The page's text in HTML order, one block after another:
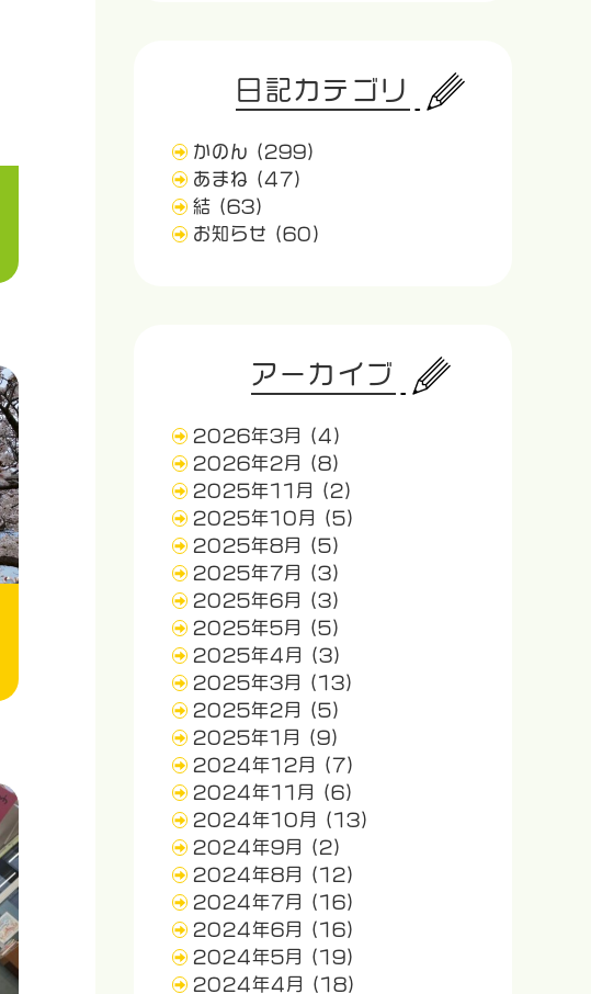
日記カテゴリ
かのん
(299)
あまね
(47)
結 (63)
お知らせ
(60)
アーカイブ
2026年3月
(4)
2026年2月
(8)
2025年11月
(2)
2025年10月
(5)
2025年8月
(5)
2025年7月
(3)
2025年6月
(3)
2025年5月
(5)
2025年4月
(3)
2025年3月
(13)
2025年2月
(5)
2025年1月
(9)
2024年12月
(7)
2024年11月
(6)
2024年10月
(13)
2024年9月
(2)
2024年8月
(12)
2024年7月
(16)
2024年6月
(16)
2024年5月
(19)
2024年4月
(18)